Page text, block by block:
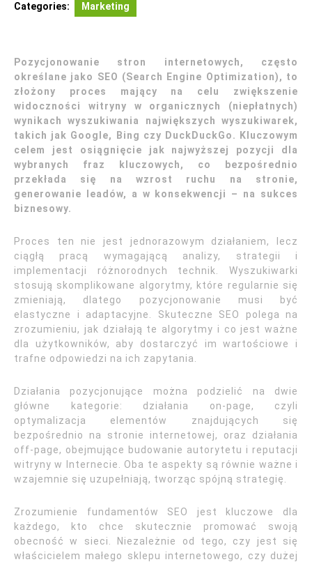
Categories: Marketing
Pozycjonowanie stron internetowych, często
określane jako SEO (Search Engine Optimization), to
złożony proces mający na celu zwiększenie
widoczności witryny w organicznych (niepłatnych)
wynikach wyszukiwania największych wyszukiwarek,
takich jak Google, Bing czy DuckDuckGo. Kluczowym
celem jest osiągnięcie jak najwyższej pozycji dla
wybranych fraz kluczowych, co bezpośrednio
przekłada się na wzrost ruchu na stronie,
generowanie leadów, a w konsekwencji – na sukces
biznesowy.
Proces ten nie jest jednorazowym działaniem, lecz
ciągłą pracą wymagającą analizy, strategii i
implementacji różnorodnych technik. Wyszukiwarki
stosują skomplikowane algorytmy, które regularnie się
zmieniają, dlatego pozycjonowanie musi być
elastyczne i adaptacyjne. Skuteczne SEO polega na
zrozumieniu, jak działają te algorytmy i co jest ważne
dla użytkowników, aby dostarczyć im wartościowe i
trafne odpowiedzi na ich zapytania.
Działania pozycjonujące można podzielić na dwie
główne kategorie: działania on-page, czyli
optymalizacja elementów znajdujących się
bezpośrednio na stronie internetowej, oraz działania
off-page, obejmujące budowanie autorytetu i reputacji
witryny w Internecie. Oba te aspekty są równie ważne i
wzajemnie się uzupełniają, tworząc spójną strategię.
Zrozumienie fundamentów SEO jest kluczowe dla
każdego, kto chce skutecznie promować swoją
obecność w sieci. Niezależnie od tego, czy jest się
właścicielem małego sklepu internetowego, czy dużej